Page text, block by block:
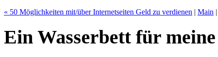
« 50 Möglichkeiten mit/über Internetseiten Geld zu verdienen | Main
Ein Wasserbett für